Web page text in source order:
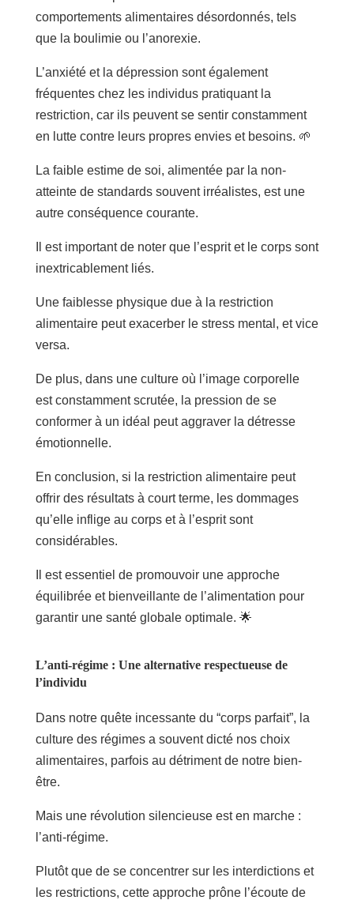
comportements alimentaires désordonnés, tels
que la boulimie ou l’anorexie.
L’anxiété et la dépression sont également
fréquentes chez les individus pratiquant la
restriction, car ils peuvent se sentir constamment
en lutte contre leurs propres envies et besoins. 🌱
La faible estime de soi, alimentée par la non-
atteinte de standards souvent irréalistes, est une
autre conséquence courante.
Il est important de noter que l’esprit et le corps sont
inextricablement liés.
Une faiblesse physique due à la restriction
alimentaire peut exacerber le stress mental, et vice
versa.
De plus, dans une culture où l’image corporelle
est constamment scrutée, la pression de se
conformer à un idéal peut aggraver la détresse
émotionnelle.
En conclusion, si la restriction alimentaire peut
offrir des résultats à court terme, les dommages
qu’elle inflige au corps et à l’esprit sont
considérables.
Il est essentiel de promouvoir une approche
équilibrée et bienveillante de l’alimentation pour
garantir une santé globale optimale. 🌟
L’anti-régime : Une alternative respectueuse de
l’individu
Dans notre quête incessante du “corps parfait”, la
culture des régimes a souvent dicté nos choix
alimentaires, parfois au détriment de notre bien-
être.
Mais une révolution silencieuse est en marche :
l’anti-régime.
Plutôt que de se concentrer sur les interdictions et
les restrictions, cette approche prône l’écoute de